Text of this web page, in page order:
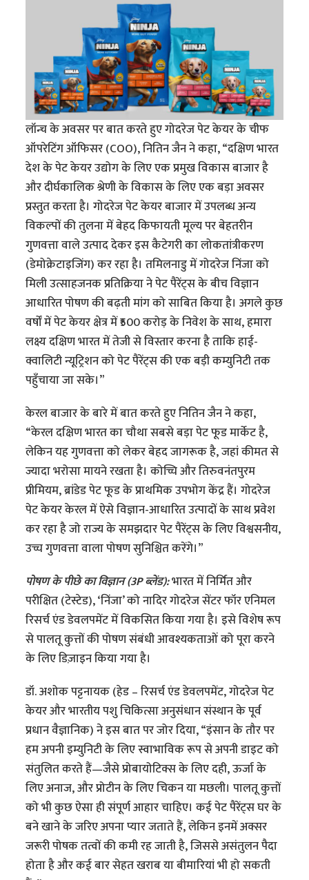
लॉन्च के अवसर पर बात करते हुए गोदरेज पेट केयर के चीफ
ऑपरेटिंग ऑफिसर (COO), नितिन जैन ने कहा, “दक्षिण भारत
देश के पेट केयर उद्योग के लिए एक प्रमुख विकास बाजार है
और दीर्घकालिक श्रेणी के विकास के लिए एक बड़ा अवसर
प्रस्तुत करता है। गोदरेज पेट केयर बाजार में उपलब्ध अन्य
विकल्पों की तुलना में बेहद किफायती मूल्य पर बेहतरीन
गुणवत्ता वाले उत्पाद देकर इस कैटेगरी का लोकतांत्रीकरण
(डेमोक्रेटाइजिंग) कर रहा है। तमिलनाडु में गोदरेज निंजा को
मिली उत्साहजनक प्रतिक्रिया ने पेट पैरेंट्स के बीच विज्ञान
आधारित पोषण की बढ़ती मांग को साबित किया है। अगले कुछ
वर्षों में पेट केयर क्षेत्र में ₹500 करोड़ के निवेश के साथ, हमारा
लक्ष्य दक्षिण भारत में तेजी से विस्तार करना है ताकि हाई-
क्वालिटी न्यूट्रिशन को पेट पैरेंट्स की एक बड़ी कम्युनिटी तक
पहुँचाया जा सके।”
केरल बाजार के बारे में बात करते हुए नितिन जैन ने कहा,
“केरल दक्षिण भारत का चौथा सबसे बड़ा पेट फूड मार्केट है,
लेकिन यह गुणवत्ता को लेकर बेहद जागरूक है, जहां कीमत से
ज्यादा भरोसा मायने रखता है। कोच्चि और तिरुवनंतपुरम
प्रीमियम, ब्रांडेड पेट फूड के प्राथमिक उपभोग केंद्र हैं। गोदरेज
पेट केयर केरल में ऐसे विज्ञान-आधारित उत्पादों के साथ प्रवेश
कर रहा है जो राज्य के समझदार पेट पैरेंट्स के लिए विश्वसनीय,
उच्च गुणवत्ता वाला पोषण सुनिश्चित करेंगे।”
पोषण के पीछे का विज्ञान (3P ब्लेंड):भारत में निर्मित और
परीक्षित (टेस्टेड), ‘निंजा’ को नादिर गोदरेज सेंटर फॉर एनिमल
रिसर्च एंड डेवलपमेंट में विकसित किया गया है। इसे विशेष रूप
से पालतू कुत्तों की पोषण संबंधी आवश्यकताओं को पूरा करने
के लिए डिज़ाइन किया गया है।
डॉ. अशोक पट्टनायक (हेड – रिसर्च एंड डेवलपमेंट, गोदरेज पेट
केयर और भारतीय पशु चिकित्सा अनुसंधान संस्थान के पूर्व
प्रधान वैज्ञानिक) ने इस बात पर जोर दिया, “इंसान के तौर पर
हम अपनी इम्युनिटी के लिए स्वाभाविक रूप से अपनी डाइट को
संतुलित करते हैं—जैसे प्रोबायोटिक्स के लिए दही, ऊर्जा के
लिए अनाज, और प्रोटीन के लिए चिकन या मछली। पालतू कुत्तों
को भी कुछ ऐसा ही संपूर्ण आहार चाहिए। कई पेट पैरेंट्स घर के
बने खाने के जरिए अपना प्यार जताते हैं, लेकिन इनमें अक्सर
जरूरी पोषक तत्वों की कमी रह जाती है, जिससे असंतुलन पैदा
होता है और कई बार सेहत खराब या बीमारियां भी हो सकती